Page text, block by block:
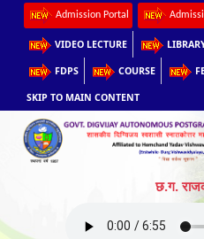
Admission Portal
VIDEO LECTURE
FDPS COURSE
SKIP TO MAIN CONTENT
छ.ग.